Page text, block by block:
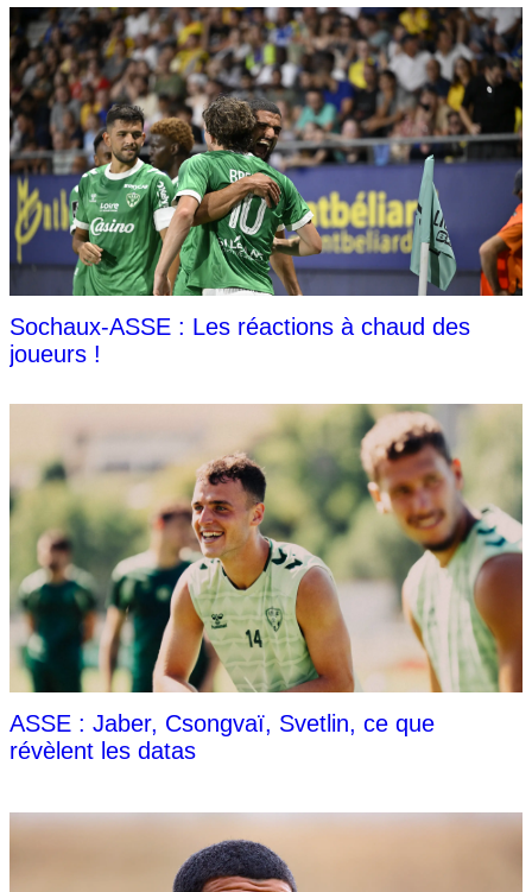
Sochaux-ASSE : Les réactions à chaud des
joueurs !
ASSE : Jaber, Csongvaï, Svetlin, ce que
révèlent les datas